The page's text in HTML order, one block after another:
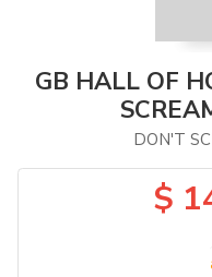
GB HALL OF
DON'T
$